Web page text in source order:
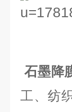
石墨降
工、纺